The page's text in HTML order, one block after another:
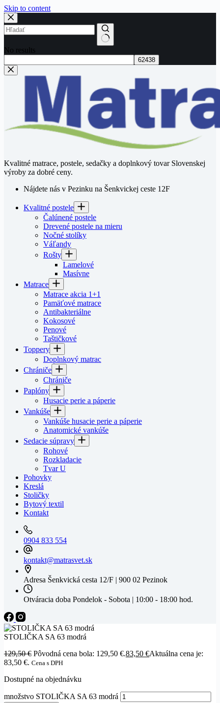
Skip to content
No results
Kvalitné matrace, postele, sedačky a doplnkový tovar Slovenskej
výroby za dobré ceny.
Nájdete nás v Pezinku na Šenkvickej ceste 12F
Kvalitné postele
Čalúnené postele
Drevené postele na mieru
Nočné stolíky
Váľandy
Rošty
Lamelové
Masívne
Matrace
Matrace akcia 1+1
Pamäťové matrace
Antibakteriálne
Kokosové
Penové
Taštičkové
Toppery
Doplnkový matrac
Chrániče
Chrániče
Paplóny
Husacie perie a páperie
Vankúše
Vankúše husacie perie a páperie
Anatomické vankúše
Sedacie súpravy
Rohové
Rozkladacie
Tvar U
Pohovky
Kreslá
Stoličky
Bytový textil
Kontakt
0904 833 554
kontakt@matrasvet.sk
Adresa Šenkvická cesta 12/F | 900 02 Pezinok
Otváracia doba Pondelok - Sobota | 10:00 - 18:00 hod.
STOLIČKA SA 63 modrá
129,50€ Pôvodná cena bola: 129,50 €.83,50 €Aktuálna cena je:
83,50 €. Cena s DPH
Dostupné na objednávku
množstvo STOLIČKA SA 63 modrá